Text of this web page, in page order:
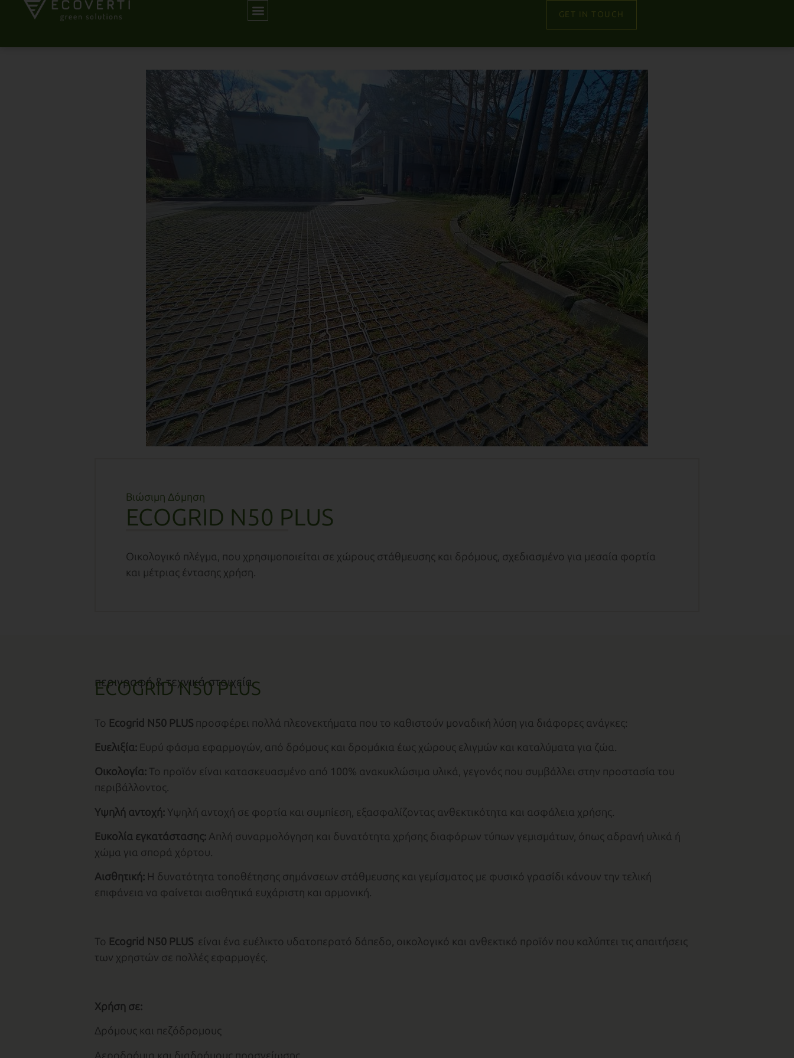
GET IN TOUCH
Βιώσιμη Δόμηση
ECOGRID N50 PLUS
Οικολογικό πλέγμα, που χρησιμοποιείται σε χώρους στάθμευσης και δρόμους, σχεδιασμένο για μεσαία φορτία
και μέτριας έντασης χρήση.
περιγραφή & τεχνικά στοιχεία
ECOGRID N50 PLUS
Το Ecogrid N50 PLUS προσφέρει πολλά πλεονεκτήματα που το καθιστούν μοναδική λύση για διάφορες ανάγκες:
Ευελιξία: Ευρύ φάσμα εφαρμογών, από δρόμους και δρομάκια έως χώρους ελιγμών και καταλύματα για ζώα.
Οικολογία: Το προϊόν είναι κατασκευασμένο από 100% ανακυκλώσιμα υλικά, γεγονός που συμβάλλει στην προστασία του
περιβάλλοντος.
Υψηλή αντοχή: Υψηλή αντοχή σε φορτία και συμπίεση, εξασφαλίζοντας ανθεκτικότητα και ασφάλεια χρήσης.
Ευκολία εγκατάστασης: Απλή συναρμολόγηση και δυνατότητα χρήσης διαφόρων τύπων γεμισμάτων, όπως αδρανή υλικά ή
χώμα για σπορά χόρτου.
Αισθητική: Η δυνατότητα τοποθέτησης σημάνσεων στάθμευσης και γεμίσματος με φυσικό γρασίδι κάνουν την τελική
επιφάνεια να φαίνεται αισθητικά ευχάριστη και αρμονική.
Το Ecogrid N50 PLUS είναι ένα ευέλικτο υδατοπερατό δάπεδο, οικολογικό και ανθεκτικό προϊόν που καλύπτει τις απαιτήσεις
των χρηστών σε πολλές εφαρμογές.
Χρήση σε:
Δρόμους και πεζόδρομους